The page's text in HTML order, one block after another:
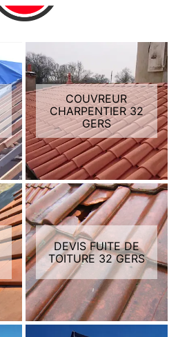
COUVREUR
CHARPENTIER 32
GERS
DEVIS FUITE DE
TOITURE 32 GERS